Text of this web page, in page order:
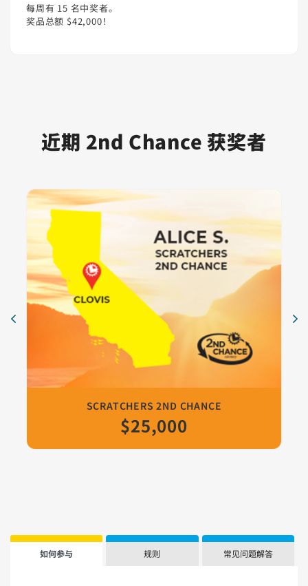
每周有 15 名中奖者。
奖品总额 $42,000！
近期 2nd Chance 获奖者
卡片 3
Vallejo, California | Wayne P. | Scratchers 2nd
Scratchers 2nd Chance
$25,000
卡片 4
Costa Mesa, California | Timothy N. | Fantasy 5 2nd
Fantasy 5 2nd Chance
$10,000
卡片 5
El Dorado Hills, California | Steve R. | Scratchers
Scratchers 2nd Chance
$25,000
卡片 6
San Diego, CA | Susana G. | Fantasy 5 2nd Chance
Fantasy 5 2nd Chance
$10,000
卡片 7
Stockton, California | Martin R. | Superlotto Plus
Superlotto Plus 2nd Chance
$15,000
卡片 8
Lakewood, California | Margaret G. | Superlotto
Superlotto Plus 2nd Chance
$15,000
卡片 9
Napa, CA | Jamey M. | Superlotto 2nd Chance
Superlotto Plus 2nd Chance
$15,000
卡片 10
San Francisco, California | Linda Y. | Superlotto Plus
Superlotto Plus 2nd Chance
$15,000
SCRATCHERS 2ND CHANCE
$25,000
如何参与 规则 常见问题解答